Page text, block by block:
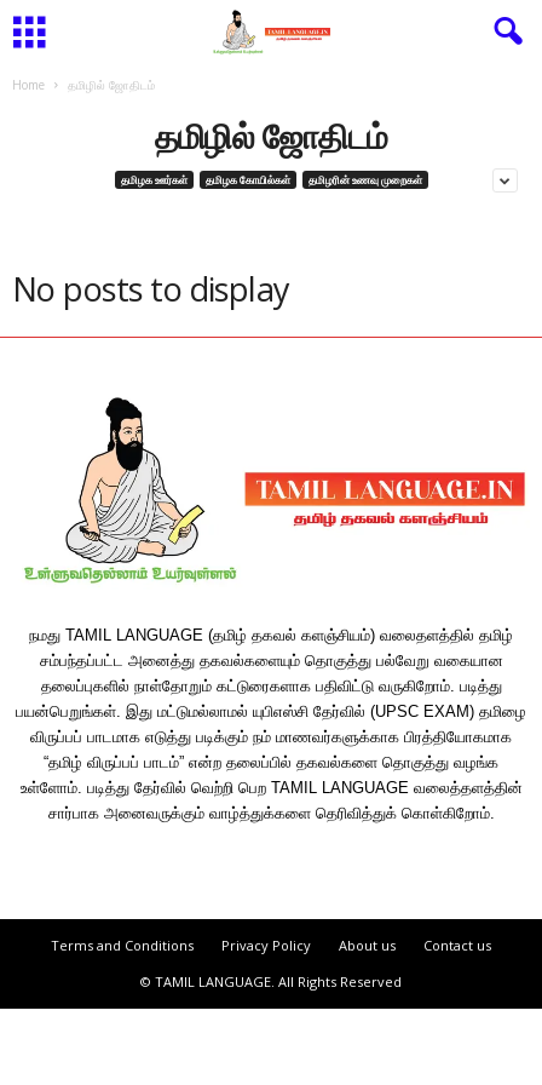
Home தமிழில் ஜோதிடம்
தமிழில் ஜோதிடம்
தமிழக ஊர்கள் தமிழக கோயில்கள் தமிழரின் உணவு முறைகள்
No posts to display
நமது TAMIL LANGUAGE (தமிழ் தகவல் களஞ்சியம்) வலைதளத்தில் தமிழ்
சம்பந்தப்பட்ட அனைத்து தகவல்களையும் தொகுத்து பல்வேறு வகையான
தலைப்புகளில் நாள்தோறும் கட்டுரைகளாக பதிவிட்டு வருகிறோம். படித்து
பயன்பெறுங்கள். இது மட்டுமல்லாமல் யுபிஎஸ்சி தேர்வில் (UPSC EXAM) தமிழை
விருப்பப் பாடமாக எடுத்து படிக்கும் நம் மாணவர்களுக்காக பிரத்தியோகமாக
“தமிழ் விருப்பப் பாடம்” என்ற தலைப்பில் தகவல்களை தொகுத்து வழங்க
உள்ளோம். படித்து தேர்வில் வெற்றி பெற TAMIL LANGUAGE வலைத்தளத்தின்
சார்பாக அனைவருக்கும் வாழ்த்துக்களை தெரிவித்துக் கொள்கிறோம்.
Terms and Conditions Privacy Policy About us
Contact us
© TAMIL LANGUAGE. All Rights Reserved